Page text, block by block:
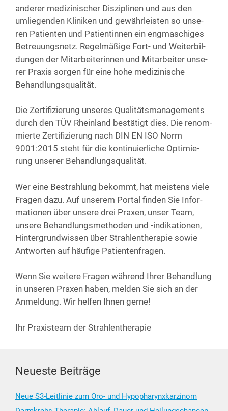
ande­rer medi­zi­ni­scher Dis­zi­pli­nen und aus den
umlie­gen­den Kli­ni­ken und gewähr­leis­ten so unse­
ren Pati­en­ten und Pati­en­tin­nen ein eng­ma­schi­ges
Betreu­ungs­netz. Regel­mä­ßi­ge Fort- und Wei­ter­bil­
dun­gen der Mit­ar­bei­te­rin­nen und Mit­ar­bei­ter unse­
rer Pra­xis sor­gen für eine hohe medi­zi­ni­sche
Behandlungsqualität.
Die Zer­ti­fi­zie­rung unse­res Qua­li­täts­ma­nage­ments
durch den TÜV Rhein­land bestä­tigt dies. Die renom­
mier­te Zer­ti­fi­zie­rung nach DIN EN ISO Norm
9001:2015 steht für die kon­ti­nu­ier­li­che Opti­mie­
rung unse­rer Behandlungsqualität.
Wer eine Bestrah­lung bekommt, hat meis­tens vie­le
Fra­gen dazu. Auf unse­rem Por­tal fin­den Sie Infor­
ma­tio­nen über unse­re drei Pra­xen, unser Team,
unse­re Behand­lungs­me­tho­den und -indi­ka­tio­nen,
Hin­ter­grund­wis­sen über Strah­len­the­ra­pie sowie
Ant­wor­ten auf häu­fi­ge Patientenfragen.
Wenn Sie wei­te­re Fra­gen wäh­rend Ihrer Behand­lung
in unse­ren Pra­xen haben, mel­den Sie sich an der
Anmel­dung. Wir hel­fen Ihnen gerne!
Ihr Pra­xis­team der Strahlentherapie
Neueste Beiträge
Neue S3-Leitlinie zum Oro- und Hypopharynxkarzinom